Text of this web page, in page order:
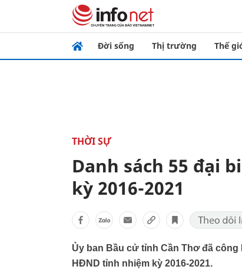
Đời sống Thị trường Thế
THỜI SỰ
Danh sách 55 đại
kỳ 2016-2021
Ủy ban Bầu cử tỉnh Cần Thơ đã
HĐND tỉnh nhiệm kỳ 2016-2021.